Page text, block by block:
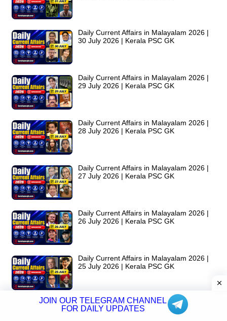
Daily Current Affairs in Malayalam 2026 |
30 July 2026 | Kerala PSC GK
Daily Current Affairs in Malayalam 2026 |
29 July 2026 | Kerala PSC GK
Daily Current Affairs in Malayalam 2026 |
28 July 2026 | Kerala PSC GK
Daily Current Affairs in Malayalam 2026 |
27 July 2026 | Kerala PSC GK
Daily Current Affairs in Malayalam 2026 |
26 July 2026 | Kerala PSC GK
Daily Current Affairs in Malayalam 2026 |
25 July 2026 | Kerala PSC GK
Daily Current Affairs in Malayalam 2026 |
24 July 2026 | Kerala PSC GK
JOIN OUR TELEGRAM CHANNEL
FOR DAILY UPDATES